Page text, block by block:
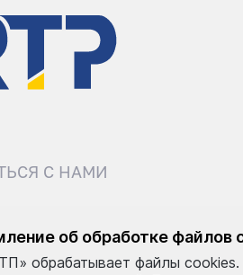
С НАМИ
об обработке файлов
обрабатывает файлы cookies.